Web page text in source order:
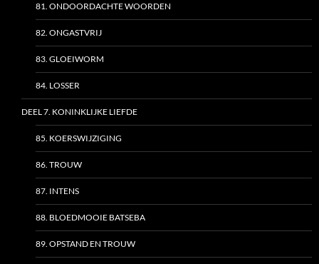
81. ONDOORDACHTE WOORDEN
82. ONGASTVRIJ
83. GLOEIWORM
84. LOSSER
DEEL 7. KONINKLIJKE LIEFDE
85. KOERSWIJZIGING
86. TROUW
87. INTENS
88. BLOEDMOOIE BATSEBA
89. OPSTAND EN TROUW